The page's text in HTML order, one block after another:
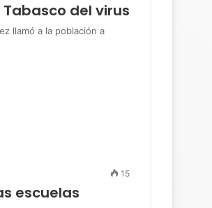
del virus
llamó a la población a
15
escuelas